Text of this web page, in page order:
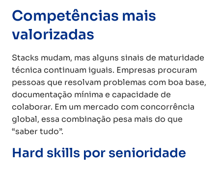
Competências mais
valorizadas
Stacks mudam, mas alguns sinais de maturidade
técnica continuam iguais. Empresas procuram
pessoas que resolvam problemas com boa base,
documentação mínima e capacidade de
colaborar. Em um mercado com concorrência
global, essa combinação pesa mais do que
“saber tudo”.
Hard skills por senioridade